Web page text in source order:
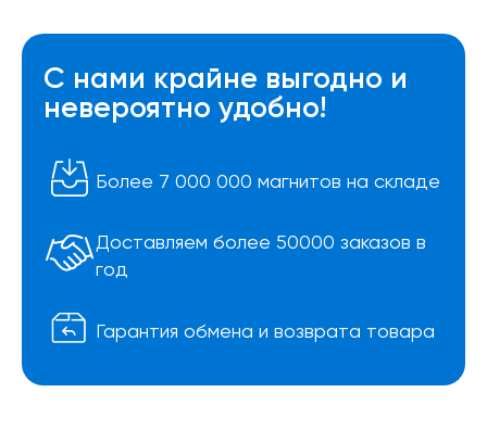
С нами крайне выгодно и
невероятно удобно!
Более 7 000 000 магнитов на складе
Доставляем более 50000 заказов в
год
Гарантия обмена и возврата товара